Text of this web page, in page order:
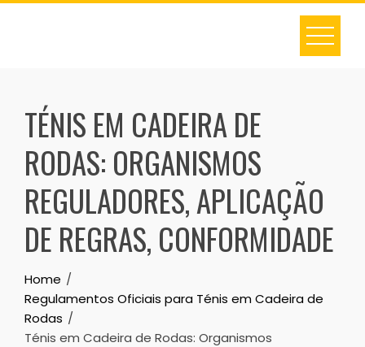
Skip
TÉNIS EM CADEIRA DE
RODAS: ORGANISMOS
REGULADORES, APLICAÇÃO
DE REGRAS, CONFORMIDADE
Home
Regulamentos Oficiais para Ténis em Cadeira de
Rodas
Ténis em Cadeira de Rodas: Organismos